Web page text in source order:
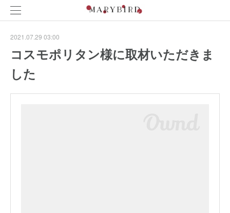
2021.07.29 03:00
コスモポリタン様に取材いただきま
した